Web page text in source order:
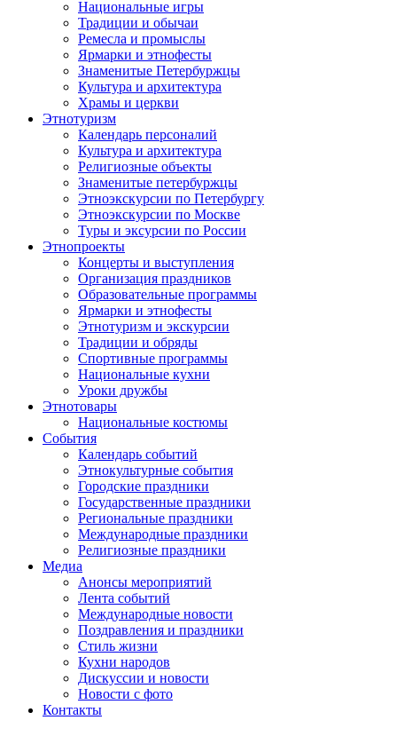
Национальные игры
Традиции и обычаи
Ремесла и промыслы
Ярмарки и этнофесты
Знаменитые Петербуржцы
Культура и архитектура
Храмы и церкви
Этнотуризм
Календарь персоналий
Культура и архитектура
Религиозные объекты
Знаменитые петербуржцы
Этноэкскурсии по Петербургу
Этноэкскурсии по Москве
Туры и эксурсии по России
Этнопроекты
Концерты и выступления
Организация праздников
Образовательные программы
Ярмарки и этнофесты
Этнотуризм и экскурсии
Традиции и обряды
Спортивные программы
Национальные кухни
Уроки дружбы
Этнотовары
Национальные костюмы
События
Календарь событий
Этнокультурные события
Городские праздники
Государственные праздники
Региональные праздники
Международные праздники
Религиозные праздники
Медиа
Анонсы мероприятий
Лента событий
Международные новости
Поздравления и праздники
Cтиль жизни
Кухни народов
Дискуссии и новости
Новости с фото
Контакты